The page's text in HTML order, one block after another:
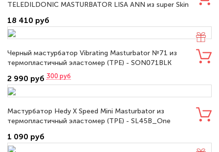
TELEDILDONIC MASTURBATOR LISA ANN из super Skin
18 410 руб
Черный мастурбатор Vibrating Masturbator №71 из
термопластичный эластомер (TPE) - SON071BLK
2 990 руб 300 руб
Мастурбатор Hedy X Speed Mini Masturbator из
термопластичный эластомер (TPE) - SL45B_One
1 090 руб